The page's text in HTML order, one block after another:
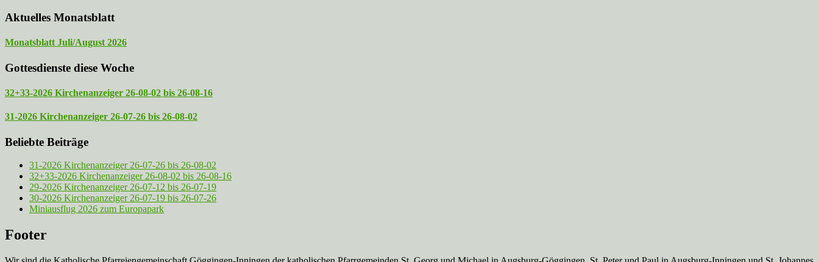
Aktuelles Monatsblatt
Monatsblatt Juli/August 2026
Gottesdienste diese Woche
32+33-2026 Kirchenanzeiger 26-08-02 bis 26-08-16
31-2026 Kirchenanzeiger 26-07-26 bis 26-08-02
Beliebte Beiträge
31-2026 Kirchenanzeiger 26-07-26 bis 26-08-02
32+33-2026 Kirchenanzeiger 26-08-02 bis 26-08-16
29-2026 Kirchenanzeiger 26-07-12 bis 26-07-19
30-2026 Kirchenanzeiger 26-07-19 bis 26-07-26
Miniausflug 2026 zum Europapark
Footer